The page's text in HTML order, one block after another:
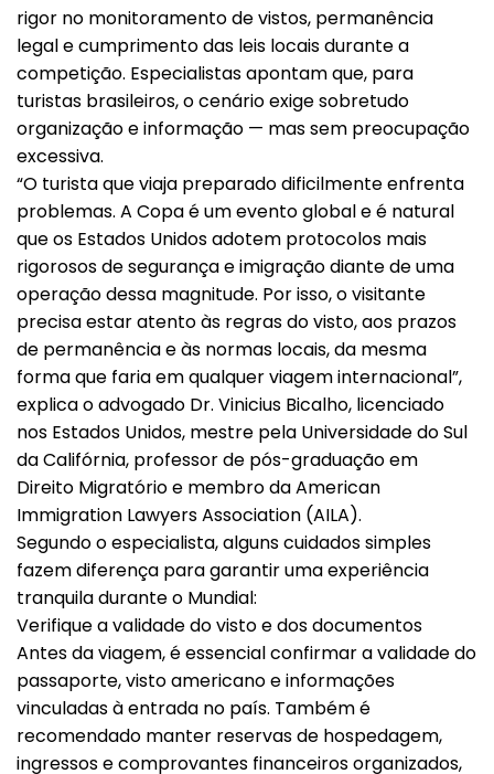
rigor no monitoramento de vistos, permanência
legal e cumprimento das leis locais durante a
competição. Especialistas apontam que, para
turistas brasileiros, o cenário exige sobretudo
organização e informação — mas sem preocupação
excessiva.
“O turista que viaja preparado dificilmente enfrenta
problemas. A Copa é um evento global e é natural
que os Estados Unidos adotem protocolos mais
rigorosos de segurança e imigração diante de uma
operação dessa magnitude. Por isso, o visitante
precisa estar atento às regras do visto, aos prazos
de permanência e às normas locais, da mesma
forma que faria em qualquer viagem internacional”,
explica o advogado Dr. Vinicius Bicalho, licenciado
nos Estados Unidos, mestre pela Universidade do Sul
da Califórnia, professor de pós-graduação em
Direito Migratório e membro da American
Immigration Lawyers Association (AILA).
Segundo o especialista, alguns cuidados simples
fazem diferença para garantir uma experiência
tranquila durante o Mundial:
Verifique a validade do visto e dos documentos
Antes da viagem, é essencial confirmar a validade do
passaporte, visto americano e informações
vinculadas à entrada no país. Também é
recomendado manter reservas de hospedagem,
ingressos e comprovantes financeiros organizados,